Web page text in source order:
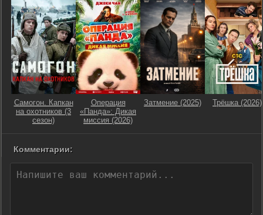
Самогон. Капкан
на охотников (3
сезон)
Операция
«Панда»: Дикая
миссия (2026)
Затмение (2025) Трёшка (2026)
Комментарии: